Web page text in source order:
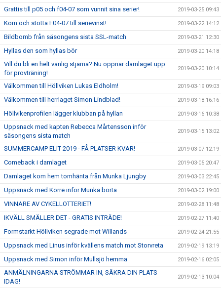
Grattis till p05 och f04-07 som vunnit sina serier! 2019-03-25 09:43
Kom och stötta F04-07 till serievinst! 2019-03-22 14:12
Bildbomb från säsongens sista SSL-match 2019-03-21 12:30
Hyllas den som hyllas bör 2019-03-20 14:18
Vill du bli en helt vanlig stjärna? Nu öppnar damlaget upp
för provträning!
2019-03-20 10:14
Välkommen till Höllviken Lukas Eldholm! 2019-03-19 09:03
Välkommen till herrlaget Simon Lindblad! 2019-03-18 16:16
Höllvikenprofilen lägger klubban på hyllan 2019-03-16 10:38
Uppsnack med kapten Rebecca Mårtensson inför
säsongens sista match
2019-03-15 13:02
SUMMERCAMP ELIT 2019 - FÅ PLATSER KVAR! 2019-03-07 12:19
Comeback i damlaget 2019-03-05 20:47
Damlaget kom hem tomhänta från Munka Ljungby 2019-03-03 22:45
Uppsnack med Korre inför Munka borta 2019-03-02 19:00
VINNARE AV CYKELLOTTERIET! 2019-02-28 11:48
IKVÄLL SMÄLLER DET - GRATIS INTRÄDE! 2019-02-27 11:40
Formstarkt Höllviken segrade mot Willands 2019-02-24 21:55
Uppsnack med Linus inför kvällens match mot Storvreta 2019-02-19 13:19
Uppsnack med Simon inför Mullsjö hemma 2019-02-16 02:05
ANMÄLNINGARNA STRÖMMAR IN, SÄKRA DIN PLATS
IDAG!
2019-02-13 10:04